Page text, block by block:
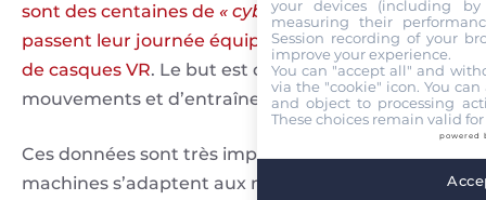
sont des centaines de « cyber-travailleurs »qui
passent leur journée équipés d’exosquelettes et
de casques VR. Le but est d’enregistrer leurs
mouvements et d’entraîner l’IA des robots.
Ces données sont très importantes pour que les
machines s’adaptent aux maisons parfois
your devices (including
measuring their
Session recording of your
improve your experience.
You can "accept all" and
via the "cookie" icon. You
and object to processing
These choices remain valid
powered